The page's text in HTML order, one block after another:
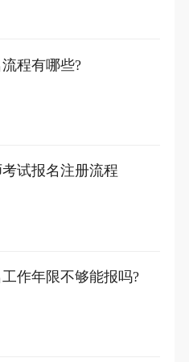
程有哪些?
试报名注册流程
作年限不够能报吗?